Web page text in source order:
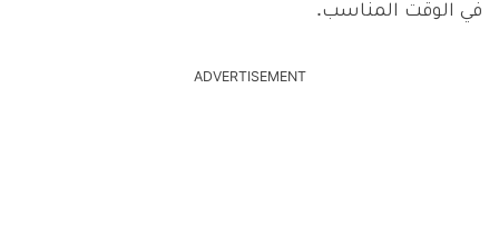
في الوقت المناسب.
ADVERTISEMENT